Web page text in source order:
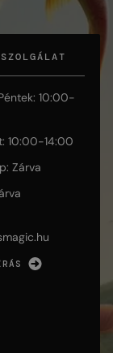
10:00-
10:00-14:00
Zárva